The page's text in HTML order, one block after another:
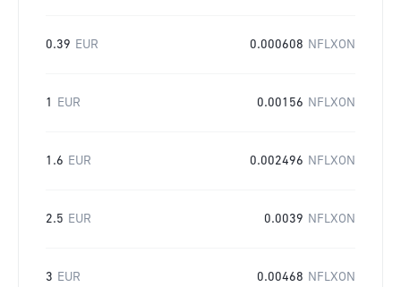
0.39 EUR 0.000608 NFLXON
1 EUR 0.00156 NFLXON
1.6 EUR 0.002496 NFLXON
2.5 EUR 0.0039 NFLXON
3 EUR 0.00468 NFLXON